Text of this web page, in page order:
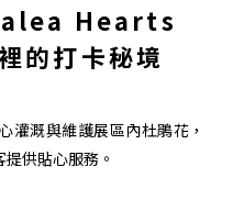
Hearts
的打卡秘境
灌溉與維護展區內杜鵑花，
供貼心服務。